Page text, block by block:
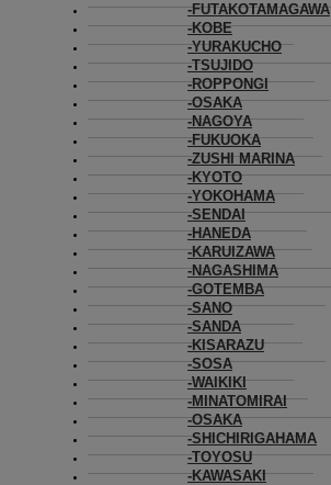
FUTAKOTAMAGAWA
KOBE
YURAKUCHO
TSUJIDO
ROPPONGI
OSAKA
NAGOYA
FUKUOKA
ZUSHI MARINA
KYOTO
YOKOHAMA
SENDAI
HANEDA
KARUIZAWA
NAGASHIMA
GOTEMBA
SANO
SANDA
KISARAZU
SOSA
WAIKIKI
MINATOMIRAI
OSAKA
SHICHIRIGAHAMA
TOYOSU
KAWASAKI